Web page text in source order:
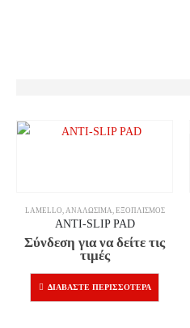
LAMELLO ΑΝΑΛΏΣΙΜΑ ΕΞΟΠΛΙΣΜΌΣ
ANTI-SLIP PAD
Σύνδεση για να δείτε τις
τιμές
ΔΙΑΒΆΣΤΕ ΠΕΡΙΣΣΌΤΕΡΑ